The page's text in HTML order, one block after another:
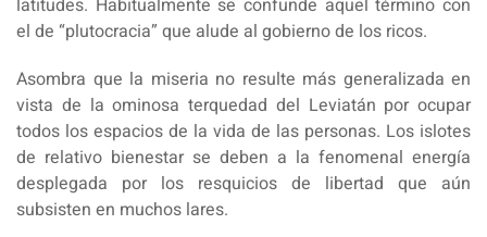
el de “plutocracia” que alude al gobierno de los ricos.
Asombra que la miseria no resulte más generalizada en
vista de la ominosa terquedad del Leviatán por ocupar
todos los espacios de la vida de las personas. Los islotes
de relativo bienestar se deben a la fenomenal energía
desplegada por los resquicios de libertad que aún
subsisten en muchos lares.